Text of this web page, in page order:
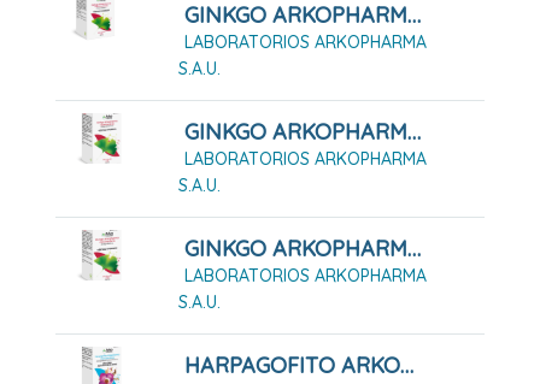
GINKGO ARKOPHARMA 100 CÁPSULAS DURAS
LABORATORIOS ARKOPHARMA
S.A.U.
GINKGO ARKOPHARMA 200 CÁPSULAS DURAS
LABORATORIOS ARKOPHARMA
S.A.U.
GINKGO ARKOPHARMA 50 CÁPSULAS DURAS
LABORATORIOS ARKOPHARMA
S.A.U.
HARPAGOFITO ARKOPHARMA 168 CÁPSULAS DURAS